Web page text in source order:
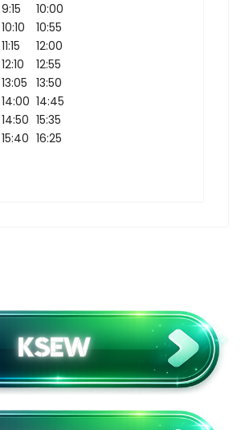
9:15
10:00
10:10
10:55
11:15
12:00
12:10
12:55
13:05 13:50
14:00 14:45
14:50 15:35
15:40 16:25